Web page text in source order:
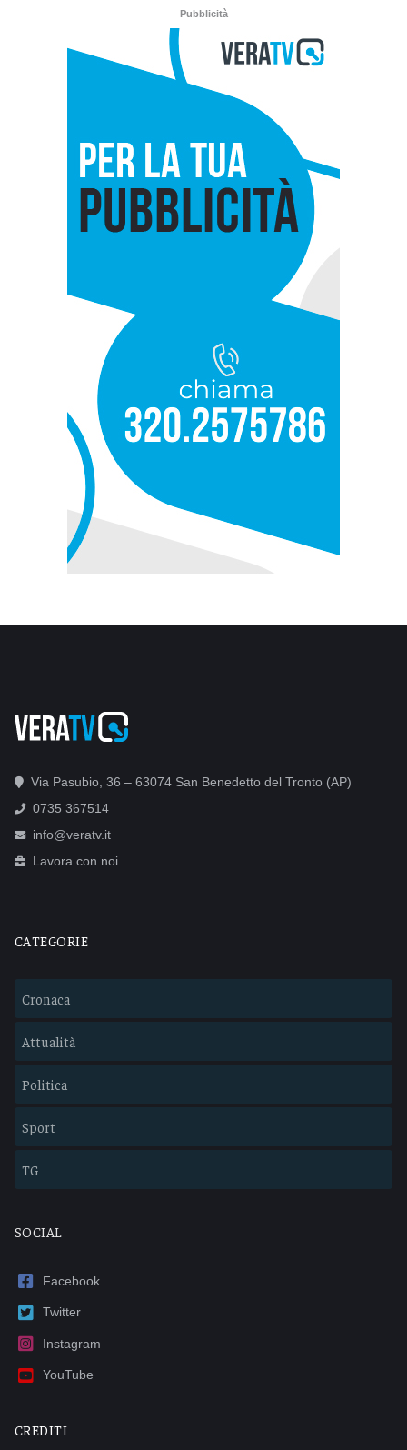
Pubblicità
Via Pasubio, 36 – 63074 San Benedetto del Tronto (AP)
0735 367514
info@veratv.it
Lavora con noi
CATEGORIE
Cronaca
Attualità
Politica
Sport
TG
SOCIAL
Facebook
Twitter
Instagram
YouTube
CREDITI